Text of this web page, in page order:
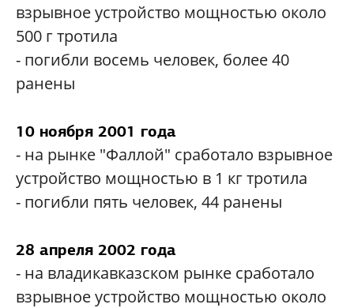
взрывное устройство мощностью около
500 г тротила
- погибли восемь человек, более 40
ранены
10 ноября 2001 года
- на рынке "Фаллой" сработало взрывное
устройство мощностью в 1 кг тротила
- погибли пять человек, 44 ранены
28 апреля 2002 года
- на владикавказском рынке сработало
взрывное устройство мощностью около